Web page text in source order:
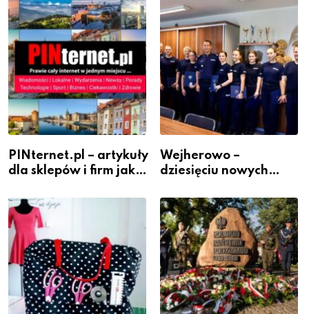
PINternet.pl – artykuły
dla sklepów i firm jako
widoczność
Wejherowo –
dziesięciu nowych
szeregach Komendy
Powiatowej